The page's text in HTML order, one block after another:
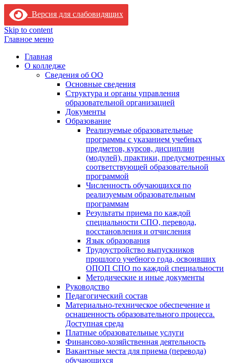
Версия для слабовидящих
Skip to content
Главное меню
Главная
О колледже
Сведения об ОО
Основные сведения
Структура и органы управления
образовательной организацией
Документы
Образование
Реализуемые образовательные
программы с указанием учебных
предметов, курсов, дисциплин
(модулей), практики, предусмотренных
соответствующей образовательной
программой
Численность обучающихся по
реализуемым образовательным
программам
Результаты приема по каждой
специальности СПО, перевода,
восстановления и отчисления
Язык образования
Трудоустройство выпускников
прошлого учебного года, освоивших
ОПОП СПО по каждой специальности
Методические и иные документы
Руководство
Педагогический состав
Материально-техническое обеспечение и
оснащенность образовательного процесса.
Доступная среда
Платные образовательные услуги
Финансово-хозяйственная деятельность
Вакантные места для приема (перевода)
обучающихся